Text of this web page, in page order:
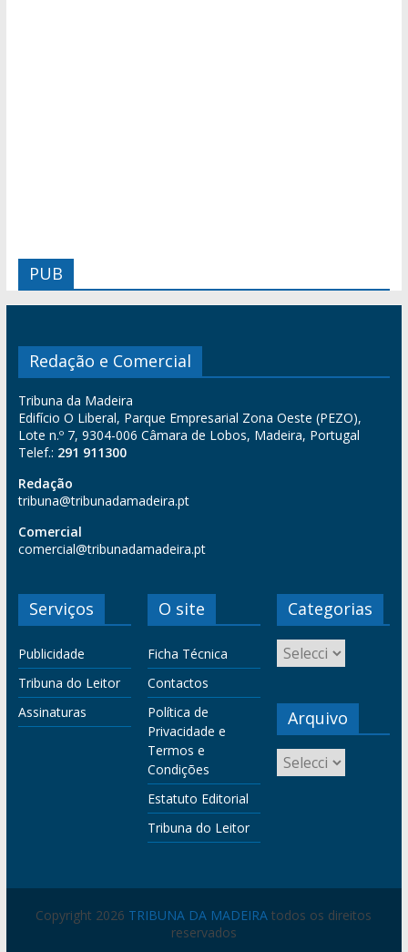
PUB
Redação e Comercial
Tribuna da Madeira
Edifício O Liberal, Parque Empresarial Zona Oeste (PEZO),
Lote n.º 7, 9304-006 Câmara de Lobos, Madeira, Portugal
Telef.: 291 911300
Redação
tribuna@tribunadamadeira.pt
Comercial
comercial@tribunadamadeira.pt
Serviços
Publicidade
Tribuna do Leitor
Assinaturas
O site
Ficha Técnica
Contactos
Política de
Privacidade e
Termos e
Condições
Estatuto Editorial
Tribuna do Leitor
Categorias
Arquivo
Copyright 2026 TRIBUNA DA MADEIRA todos os direitos
reservados